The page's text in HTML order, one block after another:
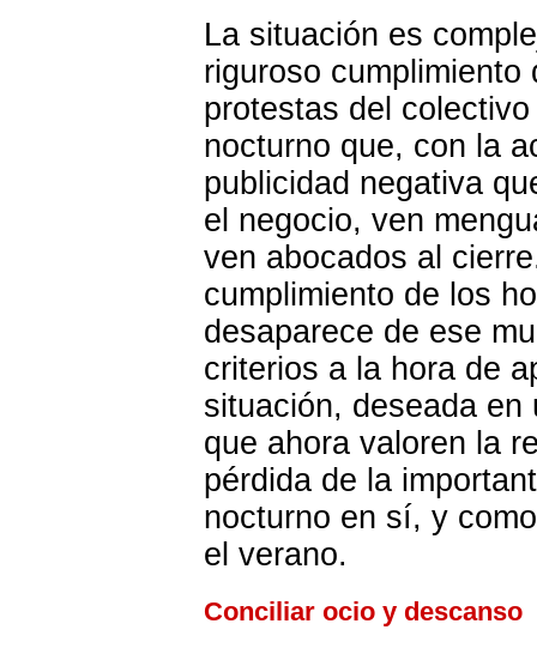
La situación es
riguroso
protestas del
nocturno que, con la
publicidad negativa
el negocio, ven
ven abocados al
cumplimiento de los
desaparece de ese
criterios a la hora de
situación, deseada en
que ahora valoren la
pérdida de la
nocturno en sí, y
el verano.
Conciliar ocio y descanso